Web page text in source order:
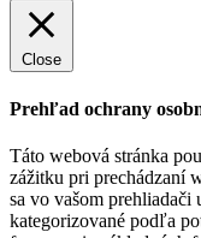
Close
Prehľad ochrany
Táto webová stránka
zážitku pri prechádzaní
sa vo vašom prehliadači
kategorizované podľa